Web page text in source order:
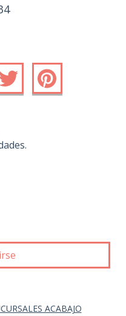
ACABAJO